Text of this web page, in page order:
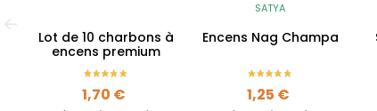
Lot de 10 charbons à
encens premium
Prix
1,70 €
SATYA
Encens Nag Champa
Prix
1,25 €